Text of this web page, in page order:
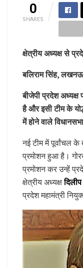
0
SHARES
क्षेत्रीय अध्यक्ष से
बलिराम सिंह, लखनऊ
बीजेपी प्रदेश
है और इसी टीम के
में होने वाले
नई टीम में पूर्वांचल के
प्रमोशन हुआ है।
प्रमोशन कर उन्हें
क्षेत्रीय अध्यक्ष
प्रदेश महामंत्री